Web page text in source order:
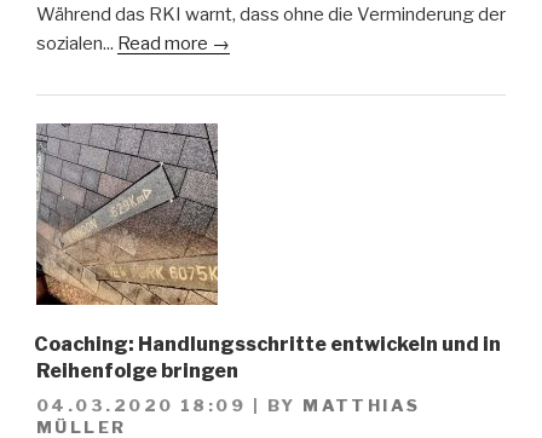
Während das RKI warnt, dass ohne die Verminderung der
sozialen... Read more →
Coaching: Handlungsschritte entwickeln und in
Reihenfolge bringen
04.03.2020 18:09 BY MATTHIAS
MÜLLER